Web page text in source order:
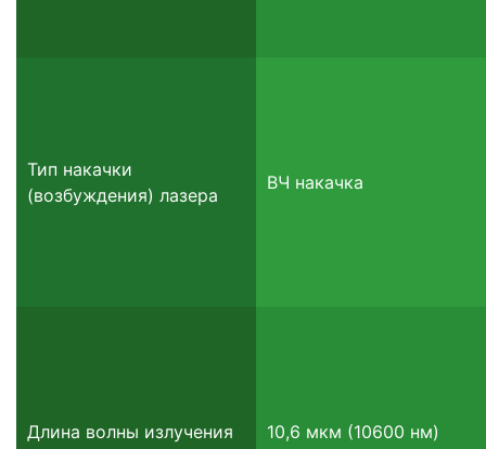
Тип накачки
(возбуждения) лазера
ВЧ накачка
Длина волны излучения 10,6 мкм (10600 нм)